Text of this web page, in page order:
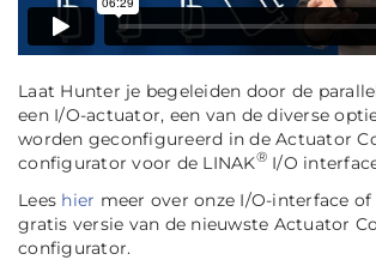
Laat Hunter je begeleiden door de
een I/O-actuator, een van de diverse
worden geconfigureerd in de Actuator
configurator voor de LINAK®I/O
Lees hier meer over onze I/O-interface
gratis versie van de nieuwste Actuator
configurator.